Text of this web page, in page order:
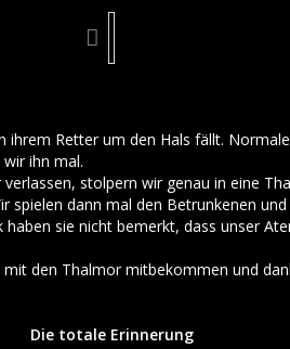
Retter um den Hals fällt.
ihn mal.
stolpern wir genau in eine
dann mal den Betrunkenen
sie nicht bemerkt, dass unser
den Thalmor mitbekommen und
Die totale Erinnerung